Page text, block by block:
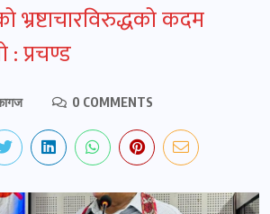
कदम
: प्रचण्ड
0 COMMENTS